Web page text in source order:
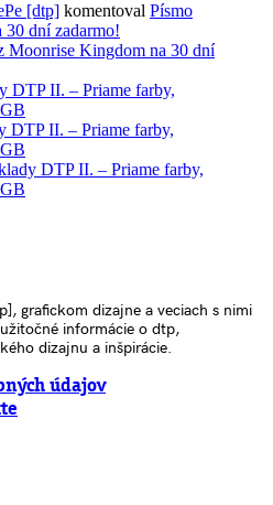
[dtp] komentoval Písmo
dní zadarmo!
Moonrise Kingdom na 30 dní
DTP II. – Priame farby,
DTP II. – Priame farby,
DTP II. – Priame farby,
grafickom dizajne a veciach s nimi
informácie o dtp,
dizajnu a inšpirácie.
údajov